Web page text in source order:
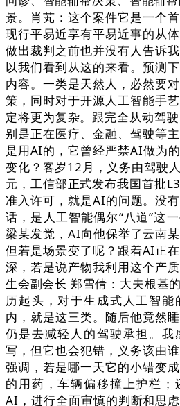
景。肖芄：这个案件它是一个
现行平易近享有平易近事的从
做出裁判之前也并没有人告诉
以我们看到从这的来看。预测
内容。一类是天然人，必然要
策，同时对于开源人工智能手
定将更为复杂。跟完全从动驾
别是正在医疗、金融、驾驶等
是用AI的，它曾经严禁AI做为
变化？客岁12月，义务由驾驶
元，工信部正式发布我国首批
准入许可，就是AI的问题。没
话，是人工智能偶尔“八道”这
梁某发觉，AI向他保举了云南
但若是场景变了呢？跟着AI正
深，若是说产物我利用这个产
生会副会长 郑雪倩：大夫根基
历起头，对于生成式人工智
内，就是这三类。随后他竟然
仍是去减轻人的驾驶承担。我
写，但它也会犯错，义务该由
强调，若是哪一天它的小错变
的用药，车辆偏移撞上护栏；
AI，进行全面审慎的判断和思